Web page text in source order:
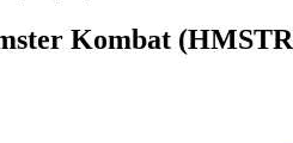
Kombat